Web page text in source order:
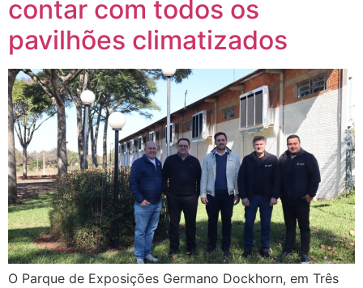
contar com todos os
pavilhões climatizados
O Parque de Exposições Germano Dockhorn, em Três